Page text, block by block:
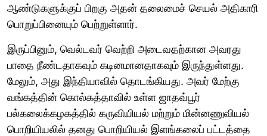
ஆண்டுகளுக்குப் பிறகு அதன் தலைமைச் செயல் அதிகாரி
பொறுப்பினையும் பெற்றுள்ளார்.
இருப்பினும், வெல்டவர் வெற்றி அடைவதற்கான அவரது
பாதை நீண்டதாகவும் கடினமானதாகவும் இருந்துள்ளது.
மேலும், அது இந்தியாவில் தொடங்கியது. அவர் மேற்கு
வங்கத்தின் கொல்கத்தாவில் உள்ள ஜாதவ்பூர்
பல்கலைக்கழகத்தில் கருவியியல் மற்றும் மின்னணுவியல்
பொறியியலில் தனது பொறியியல் இளங்கலைப் பட்டத்தை